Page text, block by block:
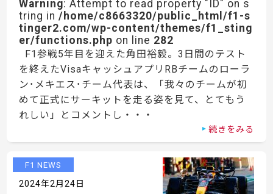
Warning: Attempt to read property "ID" on s
tring in/home/c8663320/public_html/f1-s
tinger2.com/wp-content/themes/f1_sting
er/functions.php on line 282
F1参戦5年目を迎えた角田裕毅。3日間のテスト
を終えたVisaキャッシュアプリRBチームのローラ
ン･メキエス･チーム代表は、「我々のチームが初
めて正式にサーキットを走る姿を見て、とてもう
れしい」とコメントし・・・
続きをみる
F1 NEWS
2024年2月24日